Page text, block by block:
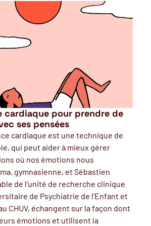
cardiaque pour prendre de
ses pensées
cardiaque est une technique de
qui peut aider à mieux gérer
où nos émotions nous
gymnasienne, et Sébastien
de l’unité de recherche clinique
de Psychiatrie de l’Enfant et
CHUV, échangent sur la façon dont
émotions et utilisent la